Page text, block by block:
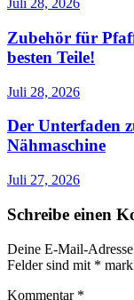
Juli 28, 2026
Zubehör für
besten Teile!
Juli 28, 2026
Der Unterfaden
Nähmaschine
Juli 27, 2026
Schreibe einen
Deine E-Mail-
Felder sind mit *
Kommentar *